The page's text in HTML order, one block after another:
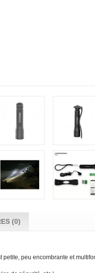
(0)
petite, peu encombrante et